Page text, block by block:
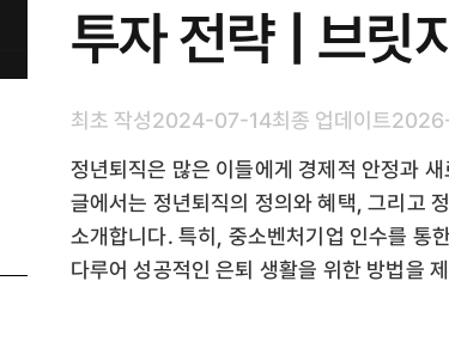
투자 전략 | 브릿
최초 작성2024-07-14최종 업데이트
정년퇴직은 많은 이들에게 경제적 안정과
글에서는 정년퇴직의 정의와 혜택, 그리고
소개합니다. 특히, 중소벤처기업 인수를 통
다루어 성공적인 은퇴 생활을 위한 방법을